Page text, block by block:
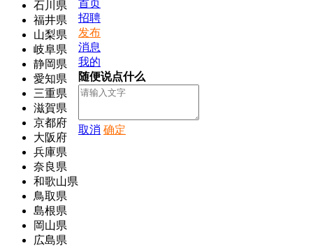
石川県
福井県
山梨県
岐阜県
静岡県
愛知県
三重県
滋賀県
京都府
大阪府
兵庫県
奈良県
和歌山県
鳥取県
島根県
岡山県
広島県
首页
招聘
发布
消息
我的
随便说点什么
取消 确定